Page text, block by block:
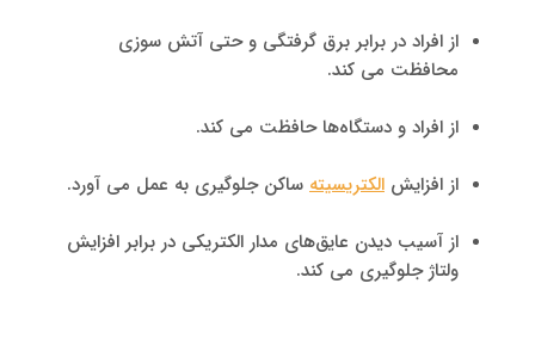
از افراد در برابر برق گرفتگی و حتی آتش سوزی
محافظت می‌ کند.
از افراد و دستگاه‌ها حافظت می کند.
از افزایش الکتریسیته ساکن جلوگیری به عمل می آورد.
از آسیب دیدن عایق‌های مدار الکتریکی در برابر افزایش
ولتاژ جلوگیری می کند.